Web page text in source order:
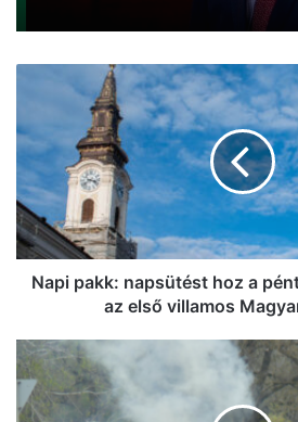
Titkos szavazáson döntött
frakció: Baka Andrást
köztársasági elnöknek
hoz
a
péntek,
93
éve
indult
villamos
Magyarországon
Napi pakk: napsütést hoz a
az első villamos
Lángolt
egy
autó
Kecskeméten